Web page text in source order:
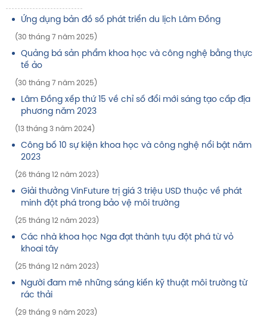
Ứng dụng bản đồ số phát triển du lịch Lâm Đồng
(30 tháng 7 năm 2025)
Quảng bá sản phẩm khoa học và công nghệ bằng thực
tế ảo
(30 tháng 7 năm 2025)
Lâm Đồng xếp thứ 15 về chỉ số đổi mới sáng tạo cấp địa
phương năm 2023
(13 tháng 3 năm 2024)
Công bố 10 sự kiện khoa học và công nghệ nổi bật năm
2023
(26 tháng 12 năm 2023)
Giải thưởng VinFuture trị giá 3 triệu USD thuộc về phát
minh đột phá trong bảo vệ môi trường
(25 tháng 12 năm 2023)
Các nhà khoa học Nga đạt thành tựu đột phá từ vỏ
khoai tây
(25 tháng 12 năm 2023)
Người đam mê những sáng kiến kỹ thuật môi trường từ
rác thải
(29 tháng 9 năm 2023)